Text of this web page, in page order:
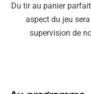
Du tir au panier
aspect du jeu
supervision de